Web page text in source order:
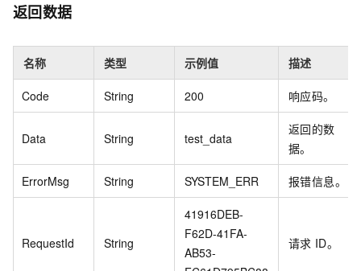
返回数据
名称 类型 示例值 描述
Code String 200 响应码。
Data String test_data
返回的数
据。
ErrorMsg String SYSTEM_ERR 报错信息。
RequestId String
41916DEB-
F62D-41FA-
AB53-
请求 ID。